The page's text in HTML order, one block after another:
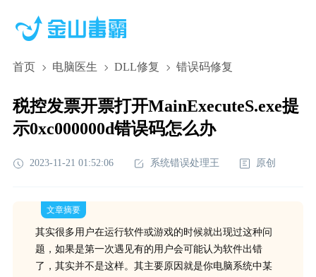
首页 电脑医生 DLL修复 错误码修复
税控发票开票打开MainExecuteS.exe提
示0xc000000d错误码怎么办
2023-11-21 01:52:06 系统错误处理王 原创
文章摘要
其实很多用户在运行软件或游戏的时候就出现过这种问
题，如果是第一次遇见有的用户会可能认为软件出错
了，其实并不是这样。其主要原因就是你电脑系统中某